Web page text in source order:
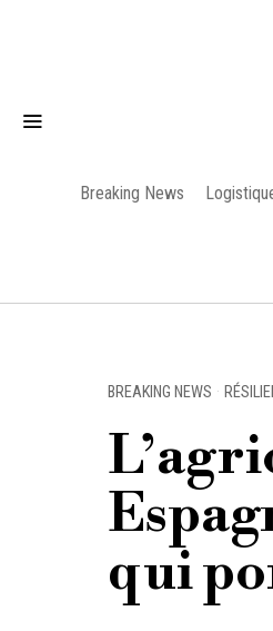
Breaking News
BREAKING NEWS ·
qui